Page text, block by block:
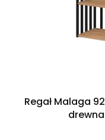
Regał Malaga